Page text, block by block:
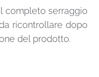
completo serraggio
ricontrollare dopo
del prodotto.